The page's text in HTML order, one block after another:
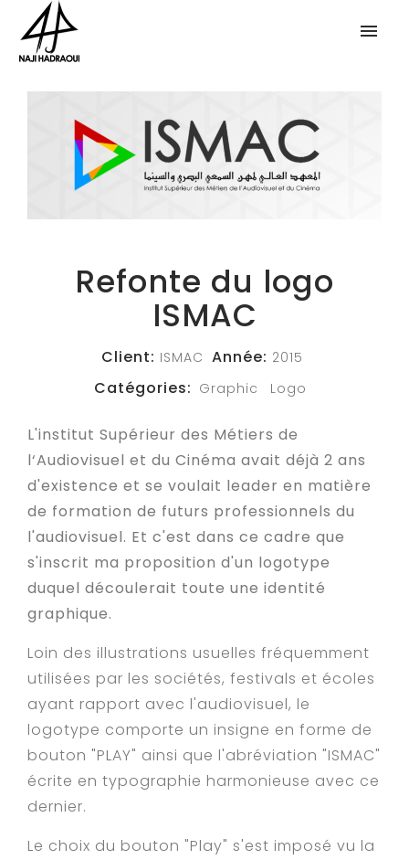
Refonte du logo
ISMAC
Client: ISMAC Année: 2015
Catégories: Graphic Logo
L'institut Supérieur des Métiers de
l‘Audiovisuel et du Cinéma avait déjà 2 ans
d'existence et se voulait leader en matière
de formation de futurs professionnels du
l'audiovisuel. Et c'est dans ce cadre que
s'inscrit ma proposition d'un logotype
duquel découlerait toute une identité
graphique.
Loin des illustrations usuelles fréquemment
utilisées par les sociétés, festivals et écoles
ayant rapport avec l'audiovisuel, le
logotype comporte un insigne en forme de
bouton "PLAY" ainsi que l'abréviation "ISMAC"
écrite en typographie harmonieuse avec ce
dernier.
Le choix du bouton "Play" s'est imposé vu la